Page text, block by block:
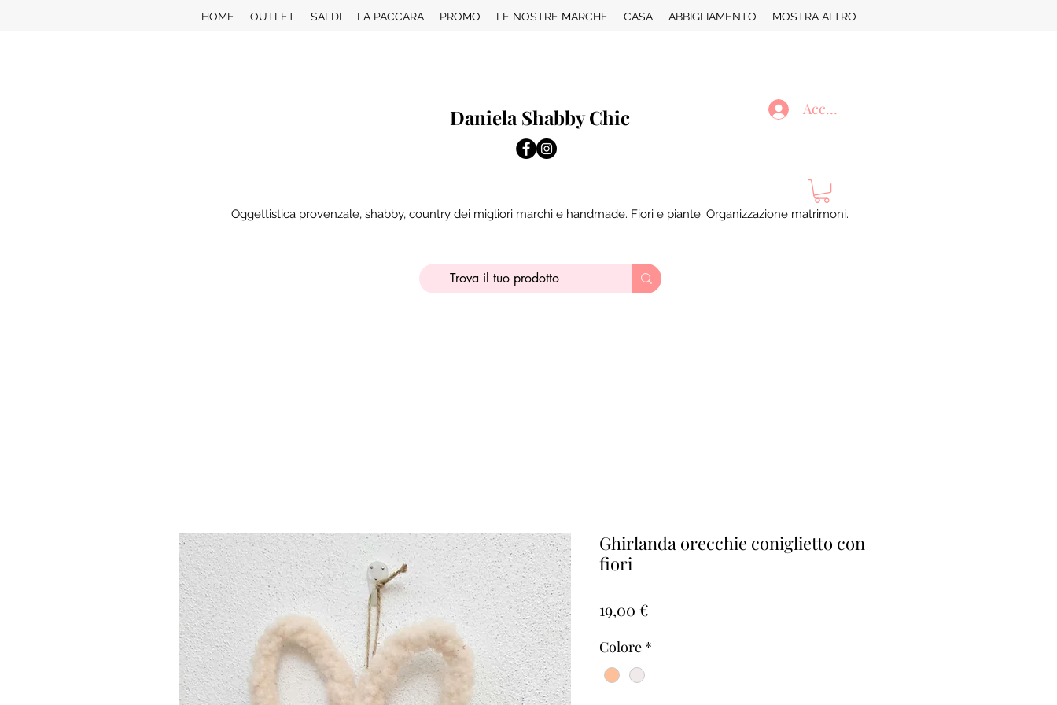
HOME OUTLET SALDI LA PACCARA PROMO LE NOSTRE MARCHE CASA ABBIGLIAMENTO MOSTRA ALTRO
Daniela Shabby Chic Accedi
Oggettistica provenzale, shabby, country dei migliori marchi e handmade. Fiori e piante. Organizzazione matrimoni.
Ghirlanda orecchie coniglietto con
fiori
19,00 €
Colore *